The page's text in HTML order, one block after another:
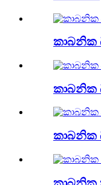
කාබනික
කාබනික
කාබනික